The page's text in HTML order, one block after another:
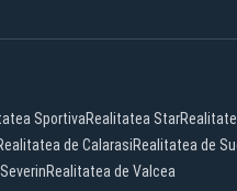
SportivaRealitatea Star
de CalarasiRealitatea de
Realitatea de Valcea